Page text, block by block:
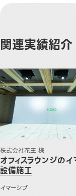
関連実績紹介
オフィスラウンジの
株式会社花王 様
オフィスラウンジの
設備施工
イマーシブ